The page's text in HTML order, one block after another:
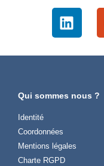
Qui sommes nous ?
Identité
Coordonnées
Mentions légales
Charte RGPD